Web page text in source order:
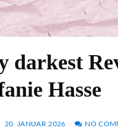
darkest
Hasse
20. JANUAR 2026 NO